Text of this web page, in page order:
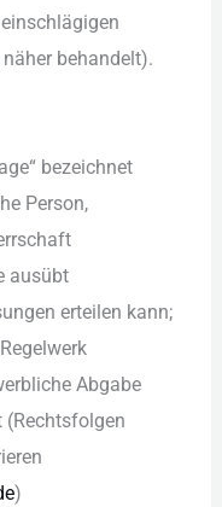
behandelt).
bezeichnet
Person,
ausübt
erteilen kann;
Abgabe
(Rechtsfolgen
)